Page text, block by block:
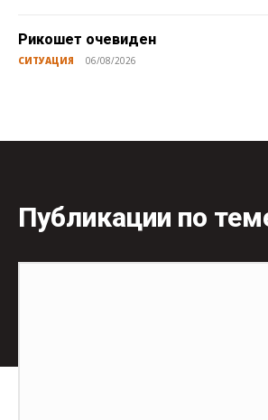
Рикошет очевиден
СИТУАЦИЯ 06/08/2026
Публикации по